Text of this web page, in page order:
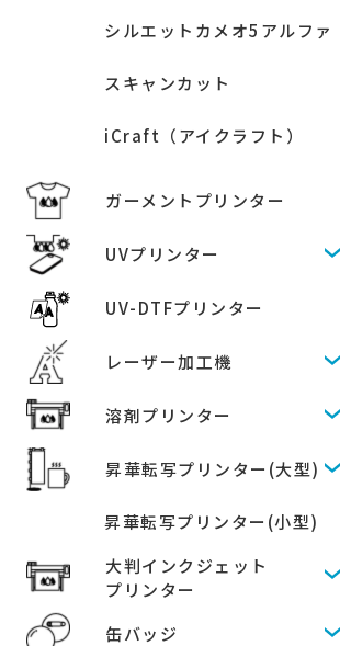
シルエットカメオ5アルファ
スキャンカット
iCraft（アイクラフト）
ガーメントプリンター
UVプリンター
UV-DTFプリンター
レーザー加工機
溶剤プリンター
昇華転写プリンター(大型)
昇華転写プリンター(小型)
大判インクジェット
プリンター
缶バッジ